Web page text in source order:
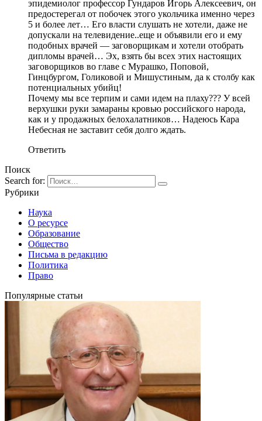
эпидемиолог профессор Гундаров Игорь Алексеевич, он
предостерегал от побочек этого укольчика именно через
5 и более лет… Его власти слушать не хотели, даже не
допускали на телевидение..еще и объявили его и ему
подобных врачей — заговорщикам и хотели отобрать
дипломы врачей… Эх, взять бы всех этих настоящих
заговорщиков во главе с Мурашко, Поповой,
Гинцбургом, Голиковой и Мишустиным, да к столбу как
потенциальных убийц!
Почему мы все терпим и сами идем на плаху??? У всей
верхушки руки замараны кровью российского народа,
как и у продажных белохалатников… Надеюсь Кара
Небесная не заставит себя долго ждать.
Ответить
Поиск
Search for:
Рубрики
Наука
О ресурсе
Образование
Общество
Письма в редакцию
Политика
Право
Популярные статьи